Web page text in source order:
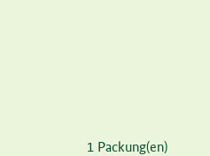
1 Packung(en)